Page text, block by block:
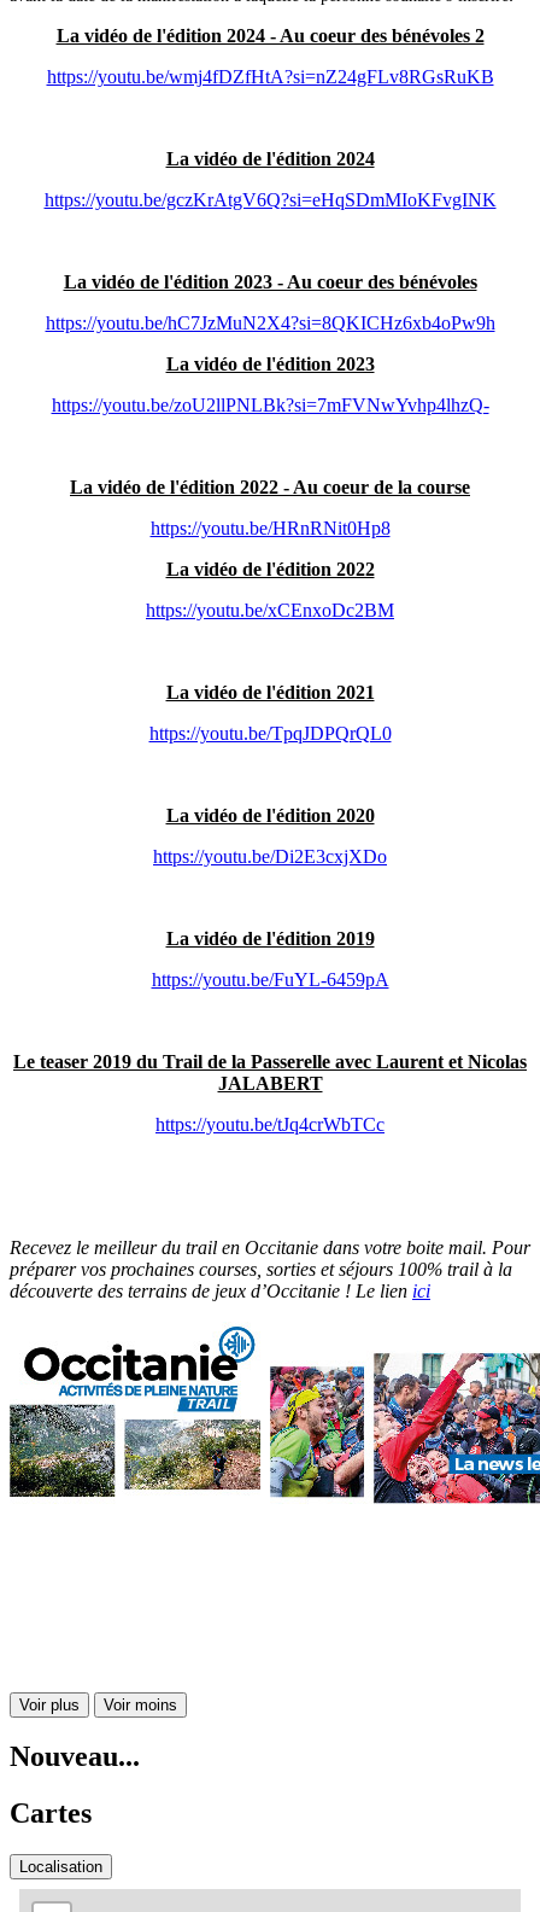
La vidéo de l'édition 2024 - Au coeur des bénévoles 2
https://youtu.be/wmj4fDZfHtA?si=nZ24gFLv8RGsRuKB
La vidéo de l'édition 2024
https://youtu.be/gczKrAtgV6Q?si=eHqSDmMIoKFvgINK
La vidéo de l'édition 2023 - Au coeur des bénévoles
https://youtu.be/hC7JzMuN2X4?si=8QKICHz6xb4oPw9h
La vidéo de l'édition 2023
https://youtu.be/zoU2llPNLBk?si=7mFVNwYvhp4lhzQ-
La vidéo de l'édition 2022 - Au coeur de la course
https://youtu.be/HRnRNit0Hp8
La vidéo de l'édition 2022
https://youtu.be/xCEnxoDc2BM
La vidéo de l'édition 2021
https://youtu.be/TpqJDPQrQL0
La vidéo de l'édition 2020
https://youtu.be/Di2E3cxjXDo
La vidéo de l'édition 2019
https://youtu.be/FuYL-6459pA
Le teaser 2019 du Trail de la Passerelle avec Laurent et Nicolas
JALABERT
https://youtu.be/tJq4crWbTCc
Recevez le meilleur du trail en Occitanie dans votre boite mail. Pour
préparer vos prochaines courses, sorties et séjours 100% trail à la
découverte des terrains de jeux d’Occitanie ! Le lien ici
Voir plus Voir moins
Nouveau...
Cartes
Localisation